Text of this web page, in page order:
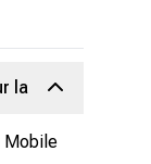
la
Mobile